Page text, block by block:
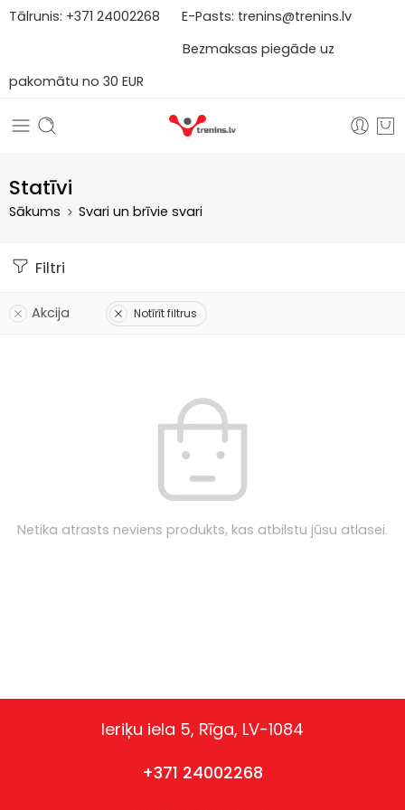
Tālrunis: +371 24002268 E-Pasts: trenins@trenins.lv
Bezmaksas piegāde uz
pakomātu no 30 EUR
Statīvi
Sākums Svari un brīvie svari
Filtri
Akcija Notīrīt filtrus
Netika atrasts neviens produkts, kas atbilstu jūsu atlasei.
Ieriķu iela 5, Rīga, LV-1084
+371 24002268